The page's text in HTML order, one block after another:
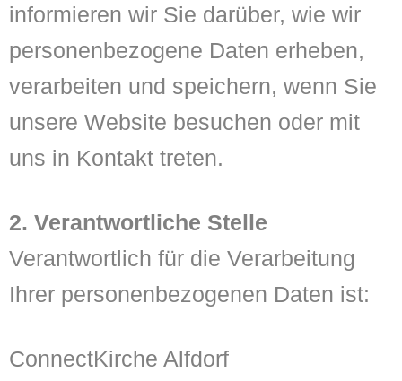
informieren wir Sie darüber, wie wir
personenbezogene Daten erheben,
verarbeiten und speichern, wenn Sie
unsere Website besuchen oder mit
uns in Kontakt treten.
2. Verantwortliche Stelle
Verantwortlich für die Verarbeitung
Ihrer personenbezogenen Daten ist:
ConnectKirche Alfdorf